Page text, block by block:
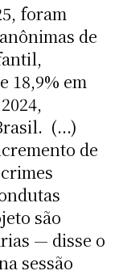
foram
de
18,9% em
(...)
de
são
— disse o
sessão